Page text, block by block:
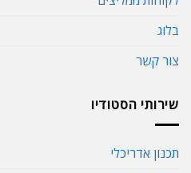
בלוג
צור קשר
שירותי הסטודיו
תכנון אדריכלי